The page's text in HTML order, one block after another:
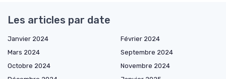
Les articles par date
Janvier 2024
Février 2024
Mars 2024
Septembre 2024
Octobre 2024
Novembre 2024